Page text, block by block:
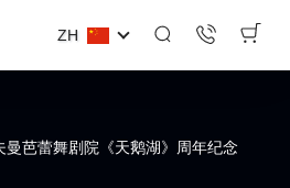
ZH
曼芭蕾舞剧院《天鹅湖》周年纪念